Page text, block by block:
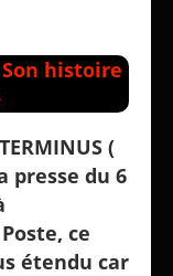
(
presse du 6
ce
étendu car